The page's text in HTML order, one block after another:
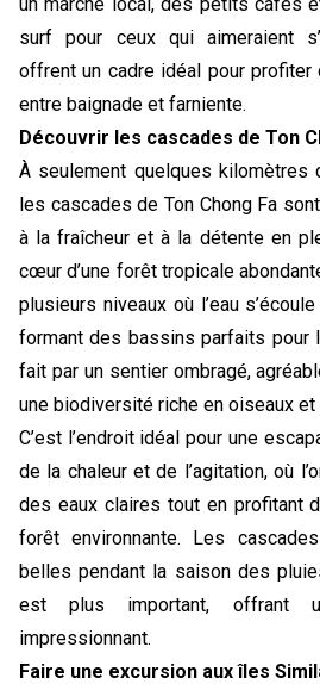
surf pour ceux qui aimeraient
offrent un cadre idéal pour profiter
entre baignade et farniente.
Découvrir les cascades de Ton
À seulement quelques kilomètres
les cascades de Ton Chong Fa
à la fraîcheur et à la détente en
cœur d’une forêt tropicale
plusieurs niveaux où l’eau
formant des bassins parfaits pour
fait par un sentier ombragé,
une biodiversité riche en oiseaux
C’est l’endroit idéal pour une
de la chaleur et de l’agitation, où
des eaux claires tout en profitant
forêt environnante. Les
belles pendant la saison des
est plus important, offrant
impressionnant.
Faire une excursion aux îles